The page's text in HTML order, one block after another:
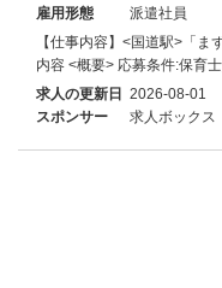
雇用形態
派遣社員
【仕事内容】<国道駅>「
内容 <概要> 応募条件:保育
求人の更新日 2026-08-01
スポンサー
求人ボックス